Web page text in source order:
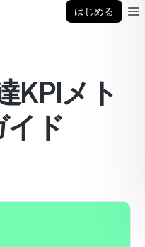
はじめる
KPIメト
イド